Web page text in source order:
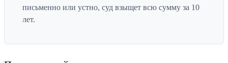
письменно или устно, суд взыщет всю сумму за 10
лет.